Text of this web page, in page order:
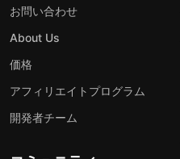
お問い合わせ
About Us
価格
アフィリエイトプログラム
開発者チーム